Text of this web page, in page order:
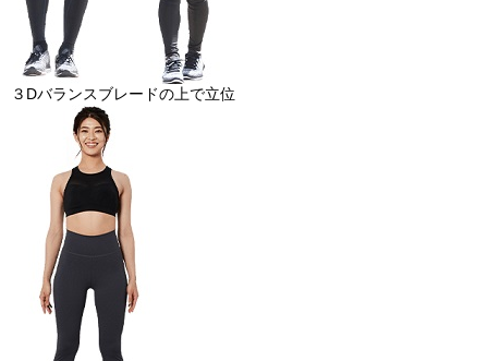
３Dバランスブレードの上で立位